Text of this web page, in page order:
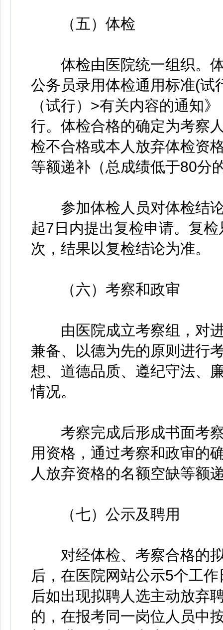
（五）体检
体检由医院统一组织。体
公务员录用体检通用标准(试
（试行）>有关内容的通知
行。体检合格的确定为考察
检不合格或本人放弃体检资
等额递补（总成绩低于80分
参加体检人员对体检结论
起7日内提出复检申请。复
次，结果以复检结论为准。
（六）考察和政审
由医院成立考察组，对进
兼备、以德为先的原则进行
想、道德品质、遵纪守法、
情况。
考察完成后形成书面考察
用资格，通过考察和政审的
人放弃资格的名额空缺等额
（七）公示及聘用
对经体检、考察合格的拟
后，在医院网站公示5个工
后如出现拟聘人选主动放弃
的，在报考同一岗位人员中